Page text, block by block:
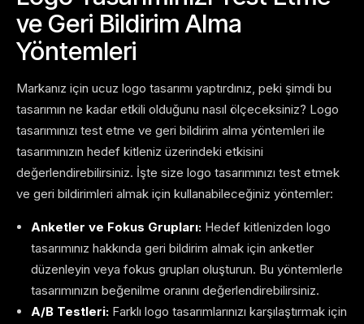
ve Geri Bildirim Alma
Yöntemleri
Markanız için ucuz logo tasarımı yaptırdınız, peki şimdi bu
tasarımın ne kadar etkili olduğunu nasıl ölçeceksiniz? Logo
tasarımınızı test etme ve geri bildirim alma yöntemleri ile
tasarımınızın hedef kitleniz üzerindeki etkisini
değerlendirebilirsiniz. İşte size logo tasarımınızı test etmek
ve geri bildirimleri almak için kullanabileceğiniz yöntemler:
Anketler ve Fokus Grupları: Hedef kitlenizden logo
tasarımınız hakkında geri bildirim almak için anketler
düzenleyin veya fokus grupları oluşturun. Bu yöntemlerle
tasarımınızın beğenilme oranını değerlendirebilirsiniz.
A/B Testleri: Farklı logo tasarımlarınızı karşılaştırmak için